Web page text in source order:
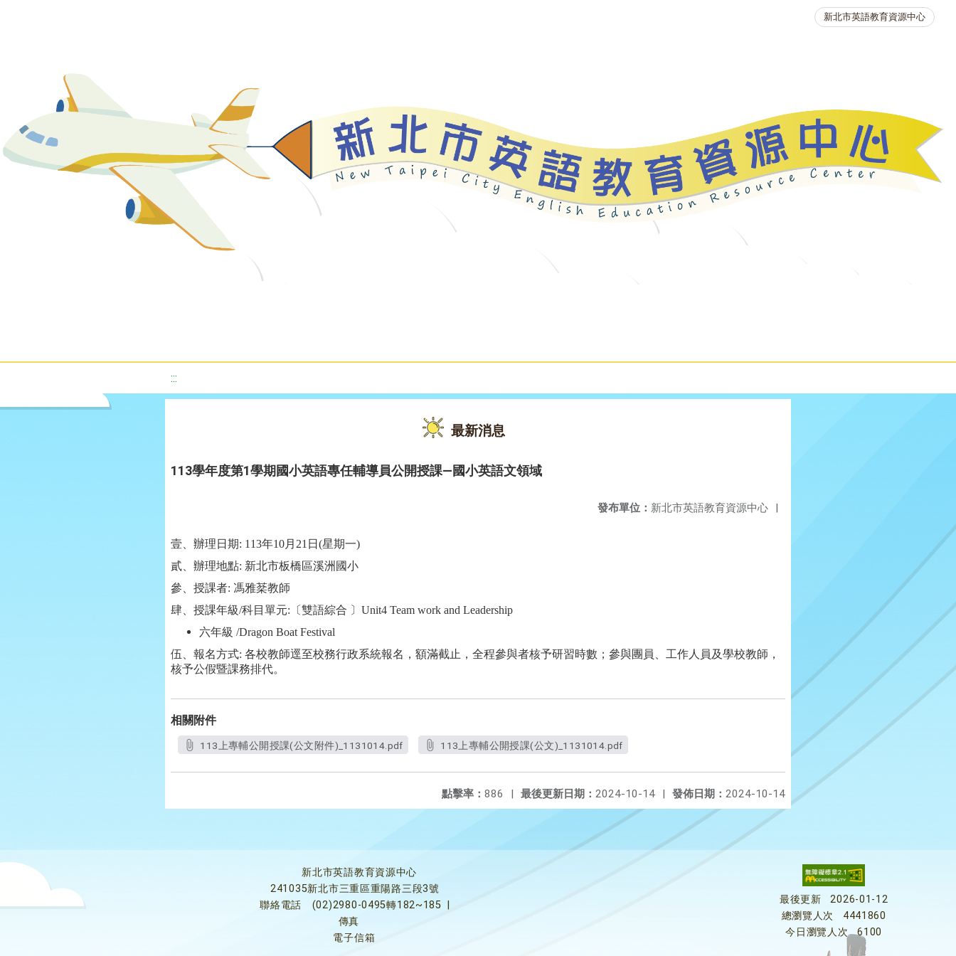
新北市英語教育資源中心
:::
最新消息
113學年度第1學期國小英語專任輔導員公開授課—國小英語文領域
發布單位： 新北市英語教育資源中心 |
壹、辦理日期: 113年10月21日(星期一)
貳、辦理地點: 新北市板橋區溪洲國小
參、授課者: 馮雅棻教師
肆、授課年級/科目單元:〔雙語綜合 〕Unit4 Team work and Leadership
六年級 /Dragon Boat Festival
伍、報名方式: 各校教師逕至校務行政系統報名，額滿截止，全程參與者核予研習時數；參與團員、工作人員及學校教師，
核予公假暨課務排代。
相關附件
113上專輔公開授課(公文附件)_1131014.pdf 113上專輔公開授課(公文)_1131014.pdf
發佈日期： 2024-10-14
最後更新日期： 2024-10-14 |
點擊率： 886 |
新北市英語教育資源中心
241035新北市三重區重陽路三段3號
聯絡電話
(02)2980-0495轉182~185
傳真
電子信箱
最後更新
2026-01-12
總瀏覽人次
4441860
今日瀏覽人次
6100